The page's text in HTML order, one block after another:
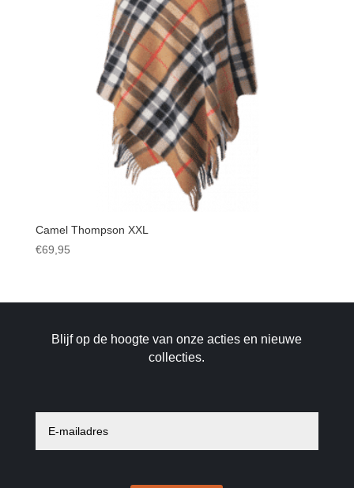
Camel Thompson XXL
€69,95
Blijf op de hoogte van onze acties en nieuwe
collecties.
E-